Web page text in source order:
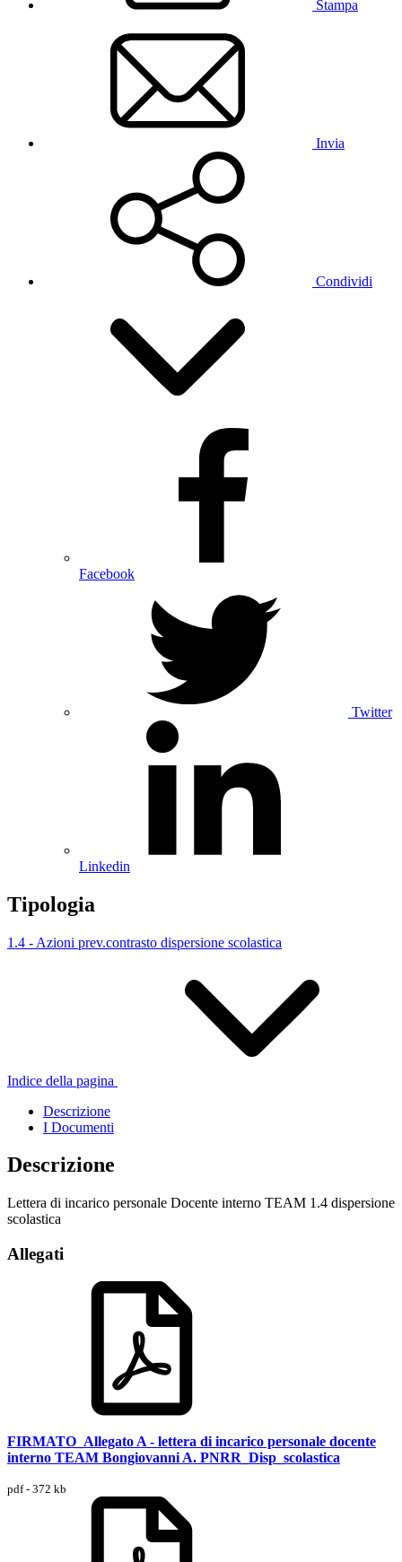
Stampa
Invia
Condividi
Facebook
Twitter
Linkedin
Tipologia
1.4 - Azioni prev.contrasto dispersione scolastica
Indice della pagina
Descrizione
I Documenti
Descrizione
Lettera di incarico personale Docente interno TEAM 1.4 dispersione
scolastica
Allegati
FIRMATO_Allegato A - lettera di incarico personale docente
interno TEAM Bongiovanni A. PNRR_Disp_scolastica
pdf - 372 kb